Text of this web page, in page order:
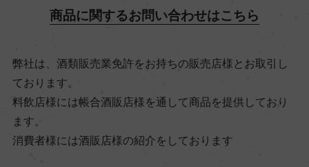
アルコール度数
飲み頃温度
16℃
ビオ情報・認証機関
商品に関するお問い合わせはこちら
弊社は、酒類販売業免許をお持ちの販売店様とお取引し
ております。
料飲店様には帳合酒販店様を通して商品を提供しており
ます。
消費者様には酒販店様の紹介をしております